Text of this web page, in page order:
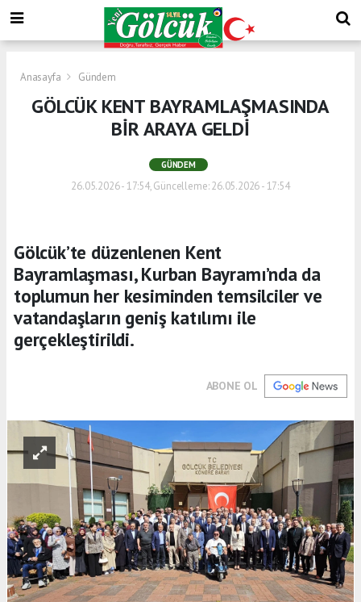
Anasayfa Gündem
GÖLCÜK KENT BAYRAMLAŞMASINDA
BİR ARAYA GELDİ
GÜNDEM
26.05.2026 - 17:54, Güncelleme: 26.05.2026 - 17:54
Gölcük’te düzenlenen Kent
Bayramlaşması, Kurban Bayramı’nda da
toplumun her kesiminden temsilciler ve
vatandaşların geniş katılımı ile
gerçekleştirildi.
ABONE OL